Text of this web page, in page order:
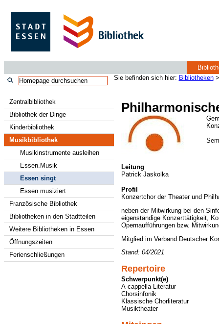
Sie befinden sich hier: Bibliotheken
Zentralbibliothek
Bibliothek der Dinge
Kinderbibliothek
Musikbibliothek
Musikinstrumente ausleihen
Essen.Musik
Essen singt
Essen musiziert
Französische Bibliothek
Bibliotheken in den Stadtteilen
Weitere Bibliotheken in Essen
Öffnungszeiten
Ferienschließungen
Leitung
Patrick Jaskolka
Profil
Konzertchor der Theater und
neben der Mitwirkung bei den
eigenständige Konzerttätigkeit,
Opernaufführungen bzw.
Mitglied im Verband Deutscher
Stand: 04/2021
Repertoire
Schwerpunkt(e)
A-cappella-Literatur
Chorsinfonik
Klassische Chorliteratur
Musiktheater